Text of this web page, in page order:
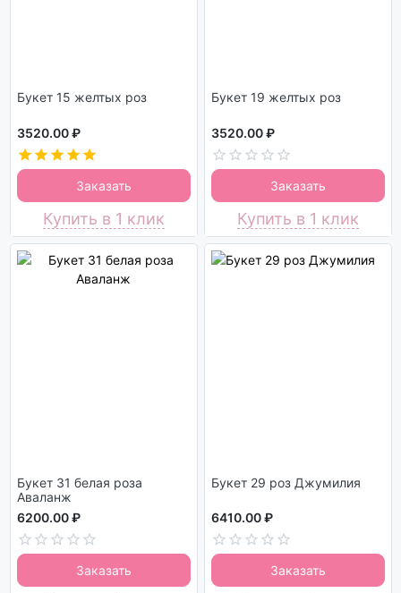
Букет 15 желтых роз
3520.00 ₽
Заказать
Купить в 1 клик
Букет 19 желтых роз
3520.00 ₽
Заказать
Купить в 1 клик
Букет 31 белая роза
Аваланж
6200.00 ₽
Заказать
Букет 29 роз Джумилия
6410.00 ₽
Заказать